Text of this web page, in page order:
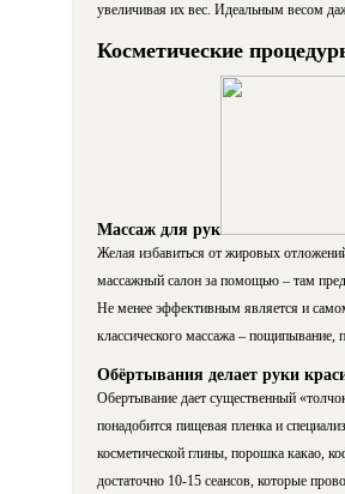
увеличивая их вес. Идеальным весом
Косметические
Массаж для рук
Желая избавиться от жировых
массажный салон за помощью – там
Не менее эффективным является и
классического массажа – пощипывание,
Обёртывания делает руки
Обертывание дает существенный
понадобится пищевая пленка и
косметической глины, порошка какао,
достаточно 10-15 сеансов, которые